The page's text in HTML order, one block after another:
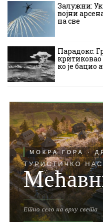
Залужни:
војни
на све
Парадокс:
критиковао
ко је бацио